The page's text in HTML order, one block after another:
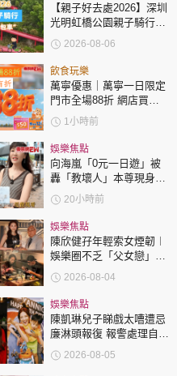
Standard 親子王
All rights reserved.
【親子好去處2026】深圳
光明虹橋公園親子騎行：
「電助力黃包車」2小時
環湖
2026-08-06
飲食玩樂
萬寧優惠｜萬寧一日限定
門市全場88折 網店買滿
$288同步有折
1小時前
娛樂焦點
向海嵐「0元一日遊」被
轟「教壞人」本尊現身回
應網民
20小時前
娛樂焦點
陳欣健孖年輕索女煙韌︱
娛樂圈不乏「父女戀」
「爺孫戀」 年齡差距最大
達51歲 最受矚目有李龍
基謝賢
2026-08-04
娛樂焦點
陳凱琳兒子睇戲太嘈遭忌
廉淋頭報復 報警處理自責
護子不力 歐錦棠陳倩揚齊
表態「媽媽有責任」
2026-08-05